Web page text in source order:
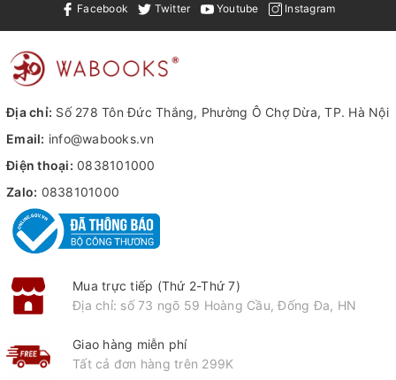
Facebook Twitter Youtube Instagram
Địa chỉ: Số 278 Tôn Đức Thắng, Phường Ô Chợ Dừa, TP. Hà Nội
Email: info@wabooks.vn
Điện thoại: 0838101000
Zalo: 0838101000
Mua trực tiếp (Thứ 2-Thứ 7)
Địa chỉ: số 73 ngõ 59 Hoàng Cầu, Đống Đa, HN
Giao hàng miễn phí
Tất cả đơn hàng trên 299K